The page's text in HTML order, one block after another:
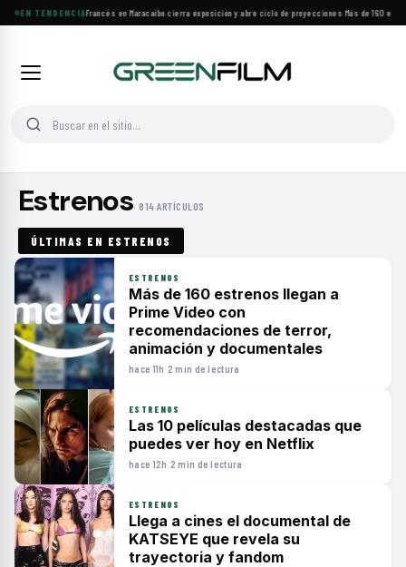
EN TENDENCIA
Festival de Cine Francés en Maracaibo cierra exposición y abre ciclo de proyecciones· Más de 160
Estrenos· 814 ARTÍCULOS
ÚLTIMAS EN ESTRENOS
ESTRENOS
Más de 160 estrenos llegan a
Prime Video con
recomendaciones de terror,
animación y documentales
hace 11h· 2 min de lectura
ESTRENOS
Las 10 películas destacadas que
puedes ver hoy en Netflix
hace 12h· 2 min de lectura
ESTRENOS
Llega a cines el documental de
KATSEYE que revela su
trayectoria y fandom